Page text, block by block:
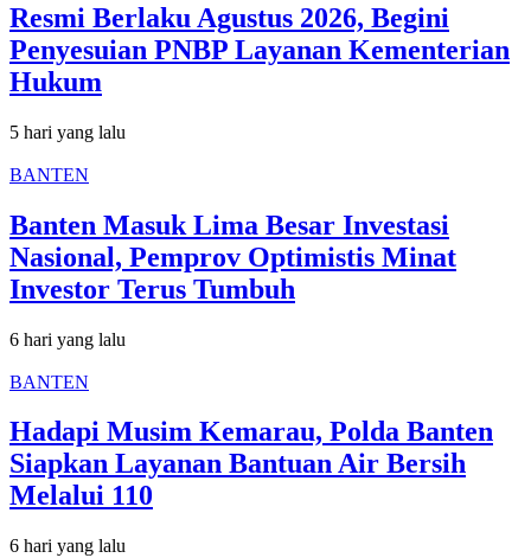
Resmi Berlaku Agustus 2026, Begini
Penyesuian PNBP Layanan Kementerian
Hukum
5 hari yang lalu
BANTEN
Banten Masuk Lima Besar Investasi
Nasional, Pemprov Optimistis Minat
Investor Terus Tumbuh
6 hari yang lalu
BANTEN
Hadapi Musim Kemarau, Polda Banten
Siapkan Layanan Bantuan Air Bersih
Melalui 110
6 hari yang lalu